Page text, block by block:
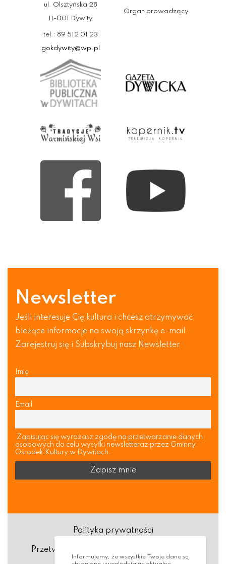
ul. Olsztyńska 28
11-001 Dywity
tel.: 89 512 01 23
gokdywity@wp.pl
Organ prowadzący
Newsletter
Jeśli interesuje Cię kultura i chcesz otrzymywać
bieżące informacje na swoją skrzynkę e-mail.
Zarejestruj się i Subskrybuj nasz Newsletter
Imię
Email
Zapisując się wyrażasz zgodę na przetwarzanie danych
osobowych do celu wysyłki newsletteraz przez Gminny
Ośrodek Kultury w Dywitach.
Polityka prywatności
Przetwarzanie danych osobowych (RODO)
Informujemy, że wszystkie Twoje dane są